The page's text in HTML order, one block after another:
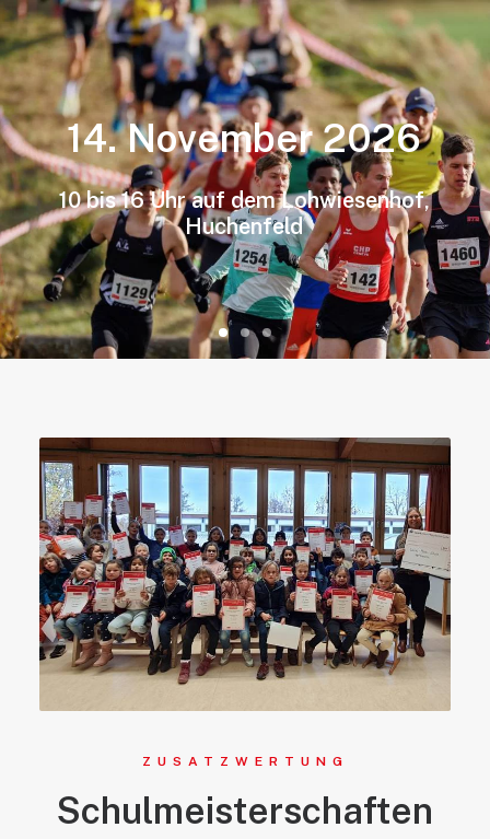
14. November 2026
10 bis 16 Uhr auf dem Lohwiesenhof,
Huchenfeld
ZUSATZWERTUNG
Schulmeisterschaften